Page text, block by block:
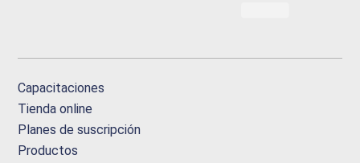
Capacitaciones
Tienda online
Planes de suscripción
Productos